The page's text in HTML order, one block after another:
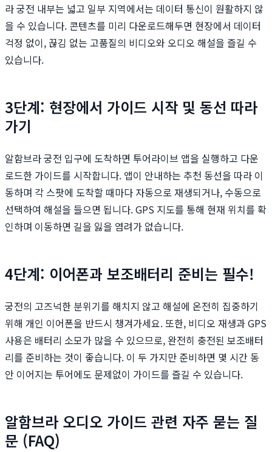
라 궁전 내부는 넓고 일부 지역에서는 데이터 통신이 원활하지 않
을 수 있습니다. 콘텐츠를 미리 다운로드해두면 현장에서 데이터
걱정 없이, 끊김 없는 고품질의 비디오와 오디오 해설을 즐길 수
있습니다.
3단계: 현장에서 가이드 시작 및 동선 따라
가기
알함브라 궁전 입구에 도착하면 투어라이브 앱을 실행하고 다운
로드한 가이드를 시작합니다. 앱이 안내하는 추천 동선을 따라 이
동하며 각 스팟에 도착할 때마다 자동으로 재생되거나, 수동으로
선택하여 해설을 들으면 됩니다. GPS 지도를 통해 현재 위치를 확
인하며 이동하면 길을 잃을 염려가 없습니다.
4단계: 이어폰과 보조배터리 준비는 필수!
궁전의 고즈넉한 분위기를 해치지 않고 해설에 온전히 집중하기
위해 개인 이어폰을 반드시 챙겨가세요. 또한, 비디오 재생과 GPS
사용은 배터리 소모가 많을 수 있으므로, 완전히 충전된 보조배터
리를 준비하는 것이 좋습니다. 이 두 가지만 준비하면 몇 시간 동
안 이어지는 투어에도 문제없이 가이드를 즐길 수 있습니다.
알함브라 오디오 가이드 관련 자주 묻는 질
문 (FAQ)